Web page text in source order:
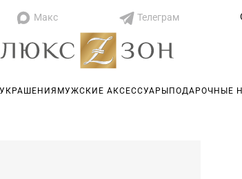
Макс Телеграм
МУЖСКИЕ АКСЕССУАРЫ ПОДАРОЧНЫЕ